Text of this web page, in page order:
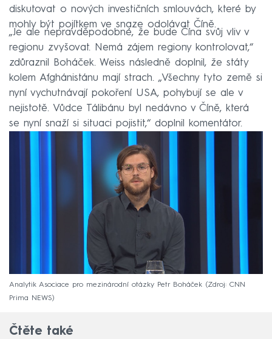
diskutovat o nových investičních smlouvách, které by
mohly být pojítkem ve snaze odolávat Číně.
„Je ale nepravděpodobné, že bude Čína svůj vliv v
regionu zvyšovat. Nemá zájem regiony kontrolovat,“
zdůraznil Boháček. Weiss následně doplnil, že státy
kolem Afghánistánu mají strach. „Všechny tyto země si
nyní vychutnávají pokoření USA, pohybují se ale v
nejistotě. Vůdce Tálibánu byl nedávno v Číně, která
se nyní snaží si situaci pojistit,“ doplnil komentátor.
Analytik Asociace pro mezinárodní otázky Petr Boháček
Zdroj: CNN
Prima NEWS
Čtěte také